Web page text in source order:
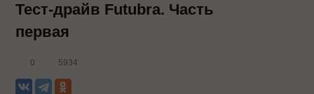
Тест-драйв Futubra. Часть
первая
0 5934